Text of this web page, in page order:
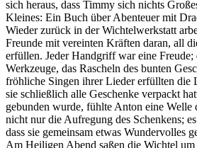
sich heraus, dass Timmy sich nichts
Kleines: Ein Buch über Abenteuer mit
Wieder zurück in der Wichtelwerkstatt
Freunde mit vereinten Kräften daran, all
erfüllen. Jeder Handgriff war eine
Werkzeuge, das Rascheln des bunten
fröhliche Singen ihrer Lieder erfüllten die
sie schließlich alle Geschenke verpackt
gebunden wurde, fühlte Anton eine
nicht nur die Aufregung des Schenkens;
dass sie gemeinsam etwas Wundervolles
Am Heiligen Abend saßen die Wichtel